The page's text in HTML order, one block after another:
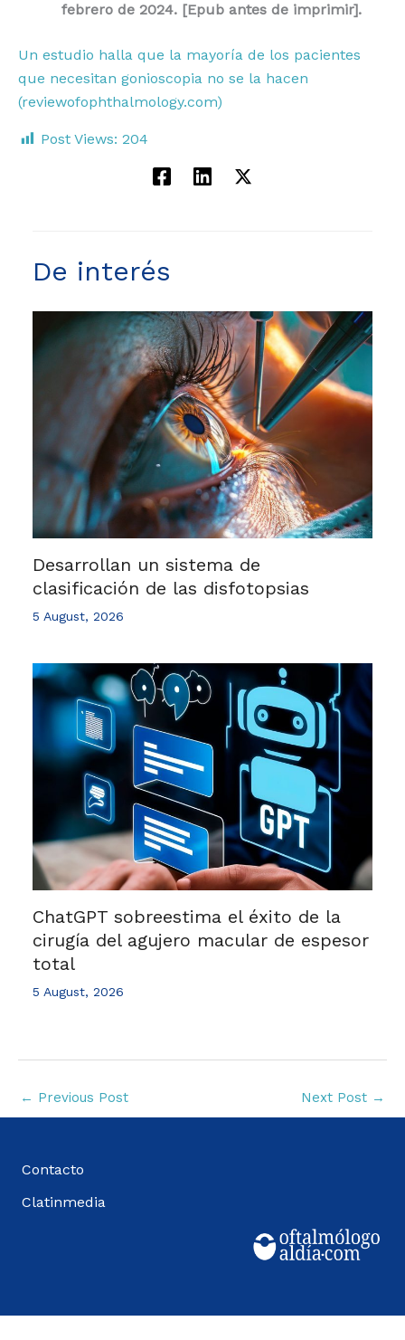
febrero de 2024. [Epub antes de imprimir].
Un estudio halla que la mayoría de los pacientes
que necesitan gonioscopia no se la hacen
(reviewofophthalmology.com)
Post Views: 204
De interés
Desarrollan un sistema de
clasificación de las disfotopsias
5 August, 2026
ChatGPT sobreestima el éxito de la
cirugía del agujero macular de espesor
total
5 August, 2026
← Previous Post Next Post →
Contacto
Clatinmedia